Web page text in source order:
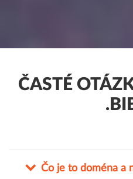
ČASTÉ
Čo je to doména a